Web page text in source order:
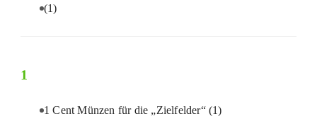
(1)
1
1 Cent Münzen für die „Zielfelder“ (1)